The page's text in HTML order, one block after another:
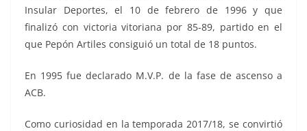
Insular Deportes, el 10 de febrero de 1996 y que
finalizó con victoria vitoriana por 85-89, partido en el
que Pepón Artiles consiguió un total de 18 puntos.
En 1995 fue declarado M.V.P. de la fase de ascenso a
ACB.
Como curiosidad en la temporada 2017/18, se convirtió